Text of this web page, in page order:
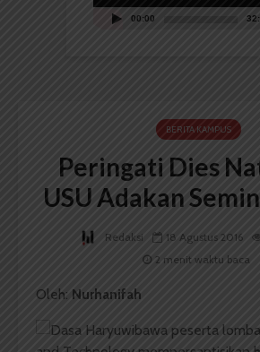
00:00
BERITA KAMPUS
Peringati Dies
USU Adakan
Redaksi 18 Agustus 2016
2 menit waktu baca
Oleh: Nurhanifah